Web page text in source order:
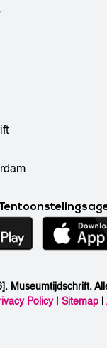
Museumtijdschrift.
Policy| Sitemap |